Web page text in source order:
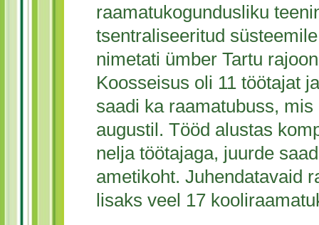
raamatukogundusliku
tsentraliseeritud
nimetati ümber Tartu
Koosseisus oli 11 töötajat
saadi ka raamatubuss, mis
augustil. Tööd alustas
nelja töötajaga, juurde
ametikoht. Juhendatavaid
lisaks veel 17